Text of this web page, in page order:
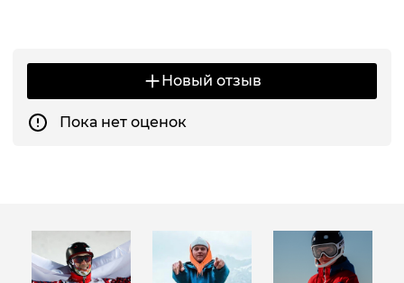
Пока нет оценок
Новый отзыв